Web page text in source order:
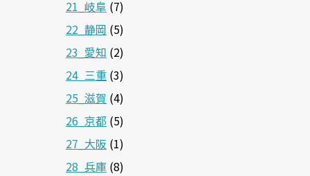
21_岐阜 (7)
22_静岡 (5)
23_愛知 (2)
24_三重 (3)
25_滋賀 (4)
26_京都 (5)
27_大阪 (1)
28_兵庫 (8)